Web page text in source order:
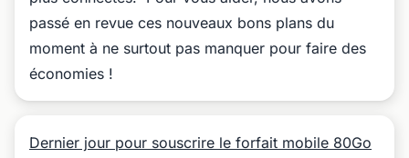
passé en revue ces nouveaux bons plans du
moment à ne surtout pas manquer pour faire des
économies !
Dernier jour pour souscrire le forfait mobile 80Go